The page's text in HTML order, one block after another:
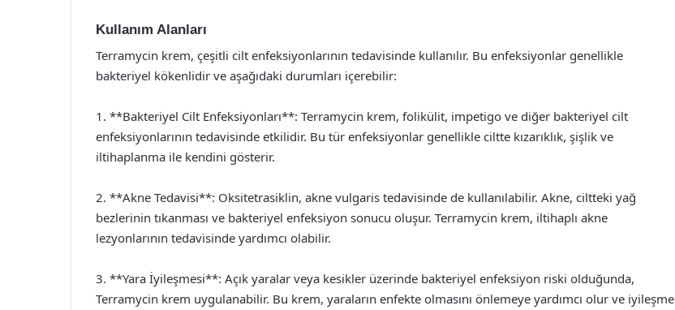
Kullanım Alanları
Terramycin krem, çeşitli cilt enfeksiyonlarının tedavisinde kullanılır. Bu enfeksiyonlar genellikle
bakteriyel kökenlidir ve aşağıdaki durumları içerebilir:
1. **Bakteriyel Cilt Enfeksiyonları**: Terramycin krem, folikülit, impetigo ve diğer bakteriyel cilt
enfeksiyonlarının tedavisinde etkilidir. Bu tür enfeksiyonlar genellikle ciltte kızarıklık, şişlik ve
iltihaplanma ile kendini gösterir.
2. **Akne Tedavisi**: Oksitetrasiklin, akne vulgaris tedavisinde de kullanılabilir. Akne, ciltteki yağ
bezlerinin tıkanması ve bakteriyel enfeksiyon sonucu oluşur. Terramycin krem, iltihaplı akne
lezyonlarının tedavisinde yardımcı olabilir.
3. **Yara İyileşmesi**: Açık yaralar veya kesikler üzerinde bakteriyel enfeksiyon riski olduğunda,
Terramycin krem uygulanabilir. Bu krem, yaraların enfekte olmasını önlemeye yardımcı olur ve iyileşme